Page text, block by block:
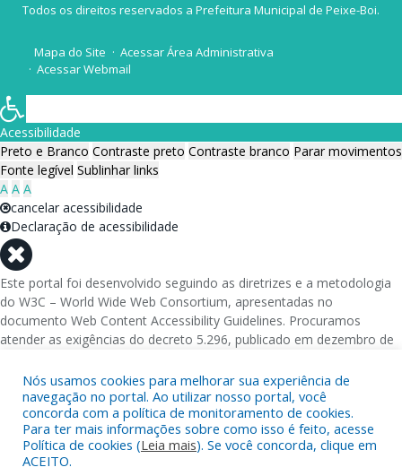
Todos os direitos reservados a Prefeitura Municipal de Peixe-Boi.
Mapa do Site
Acessar Área Administrativa
Acessar Webmail
Nós usamos cookies para melhorar sua experiência de
navegação no portal. Ao utilizar nosso portal, você
concorda com a política de monitoramento de cookies.
Para ter mais informações sobre como isso é feito, acesse
Política de cookies (Leia mais). Se você concorda, clique em
ACEITO.
Acessibilidade
Preto e Branco Contraste preto Contraste branco Parar movimentos
Fonte legível Sublinhar links
A A A
cancelar acessibilidade
Declaração de acessibilidade
Este portal foi desenvolvido seguindo as diretrizes e a metodologia
do W3C – World Wide Web Consortium, apresentadas no
documento Web Content Accessibility Guidelines. Procuramos
atender as exigências do decreto 5.296, publicado em dezembro de
eletrônicos da administração pública na rede mundial de
computadores para o uso das pessoas com necessidades especiais,
garantindo-lhes o pleno acesso aos conteúdos disponíveis.
Além de validações automáticas, foram realizados testes em
diversos navegadores e através do utilitário de acesso a Internet do